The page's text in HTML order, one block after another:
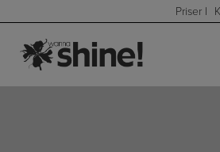
indholdet
Priser |